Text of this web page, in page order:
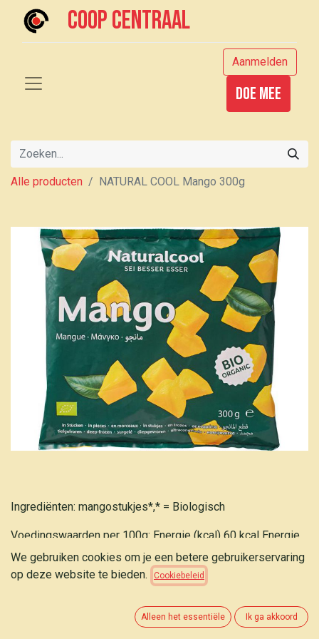
Coop centraal
Aanmelden
Doe mee
Alle producten NATURAL COOL Mango 300g
Ingrediënten: mangostukjes*,* = Biologisch
Voedingswaarden per 100g: Energie (kcal) 60 kcal Energie
(kJ) 257 kJ Koolhydraten 12.4 g waarvan suikers 12.4 g
Eiwitten 0.6 g Vetten 0.5 g waarvan verzadigde vetzuren 0.1
g Voedingsvezels 1.7 g Zout 0.01 g
NATURAL COOL Mango 300g
We gebruiken cookies om je een betere gebruikerservaring
op deze website te bieden.
Cookiebeleid
Alleen het essentiële Ik ga akkoord